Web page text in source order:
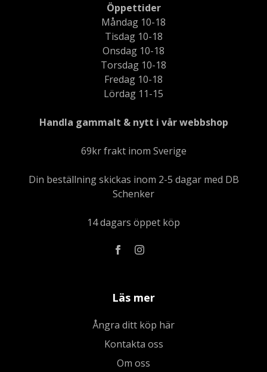
Öppettider
Måndag 10-18
Tisdag 10-18
Onsdag 10-18
Torsdag 10-18
Fredag 10-18
Lördag 11-15
Handla gammalt & nytt i vår webbshop
69kr frakt inom Sverige
Din beställning skickas inom 2-5 dagar med DB
Schenker
14 dagars öppet köp
Läs mer
Ångra ditt köp här
Kontakta oss
Om oss